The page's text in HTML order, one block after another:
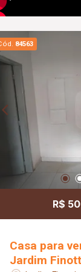
84563
R$
Casa para
Jardim